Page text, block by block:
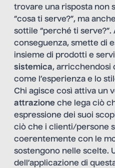
trovare una risposta non
“cosa ti serve?”, ma
sottile “perché ti serve?”.
conseguenza, smette di
insieme di prodotti e
sistemica, arricchendosi
come l’esperienza e lo
Chi agisce così attiva un
attrazione che lega ciò
espressione dei suoi
ciò che i clienti/persone
coerentemente con le
sostengono nelle scelte.
dell’applicazione di